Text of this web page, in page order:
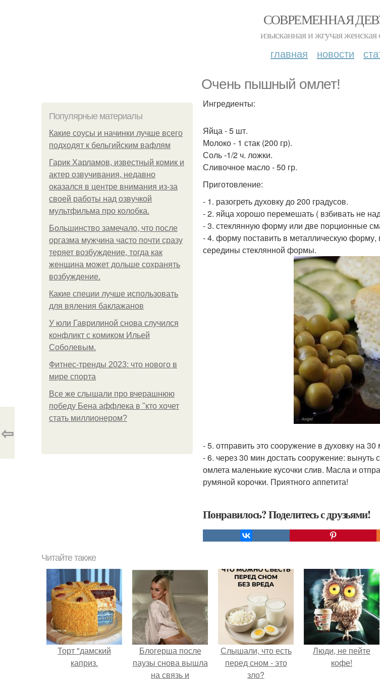
СОВРЕМЕННАЯ
изысканная и жгучая женская
главная новости
Очень пышный омлет!
Популярные материалы
Какие соусы и начинки лучше всего
подходят к бельгийским вафлям
Гарик Харламов, известный комик и
актер озвучивания, недавно
оказался в центре внимания из-за
своей работы над озвучкой
мультфильма про колобка.
Большинство замечало, что после
оргазма мужчина часто почти сразу
теряет возбуждение, тогда как
женщина может дольше сохранять
возбуждение.
Какие специи лучше использовать
для вяления баклажанов
У юли Гаврилиной снова случился
конфликт с комиком Ильей
Соболевым.
Фитнес-тренды 2023: что нового в
мире спорта
Все же слышали про вчерашнюю
победу Бена аффлека в "кто хочет
стать миллионером?
Ингредиенты:
Яйца - 5 шт.
Молоко - 1 стак (200 гр).
Соль -1/2 ч. ложки.
Сливочное масло - 50 гр.
Приготовление:
- 1. разогреть духовку до 200 градусов.
- 2. яйца хорошо перемешать ( взбивать не
- 3. стеклянную форму или две порционные
- 4. форму поставить в металлическую
середины стеклянной формы.
- 5. отправить это сооружение в духовку на 30
- 6. через 30 мин достать сооружение:
омлета маленькие кусочки слив. Масла и
румяной корочки. Приятного аппетита!
Понравилось? Поделитесь с друзьями!
⇦
Читайте также
Торт "дамский
каприз.
Блогерша после
паузы снова вышла
на связь и
Слышали, что есть
перед сном - это
зло?
Люди, не пейте
кофе!